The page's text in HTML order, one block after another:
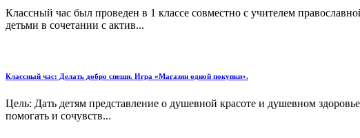
Классный час был проведен в 1 классе совместно с учителем
детьми в сочетании с актив...
Классный час: Делать добро спеши. Игра «Магазин одной покупки».
Цель: Дать детям представление о душевной красоте и душевном
помогать и сочувств...